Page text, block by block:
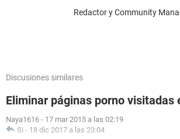
Redactor y Community
Discusiones similares
Eliminar páginas porno visitadas
Naya1616 - 17 mar 2015 a las 02:19
Si - 18 dic 2017 a las 23:04